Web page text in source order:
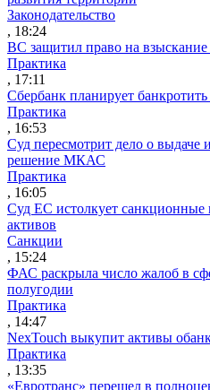
Законодательство
, 18:24
ВС защитил право на взыскание
Практика
, 17:11
Сбербанк планирует
Практика
, 16:53
Суд пересмотрит дело о выдаче
решение МКАС
Практика
, 16:05
Суд ЕС истолкует санкционные
активов
Санкции
, 15:24
ФАС раскрыла число жалоб в
полугодии
Практика
, 14:47
NexTouch выкупит активы
Практика
, 13:35
«Евротранс» перешел в